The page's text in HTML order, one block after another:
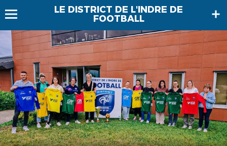
LE DISTRICT DE L'INDRE DE
FOOTBALL